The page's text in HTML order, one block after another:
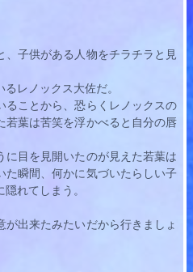
子供がある人物をチラチラと見
レノックス大佐だ。
ことから、恐らくレノックスの
若葉は苦笑を浮かべると自分の唇
目を見開いたのが見えた若葉は
た瞬間、何かに気づいたらしい子
れてしまう。
が出来たみたいだから行きましょ